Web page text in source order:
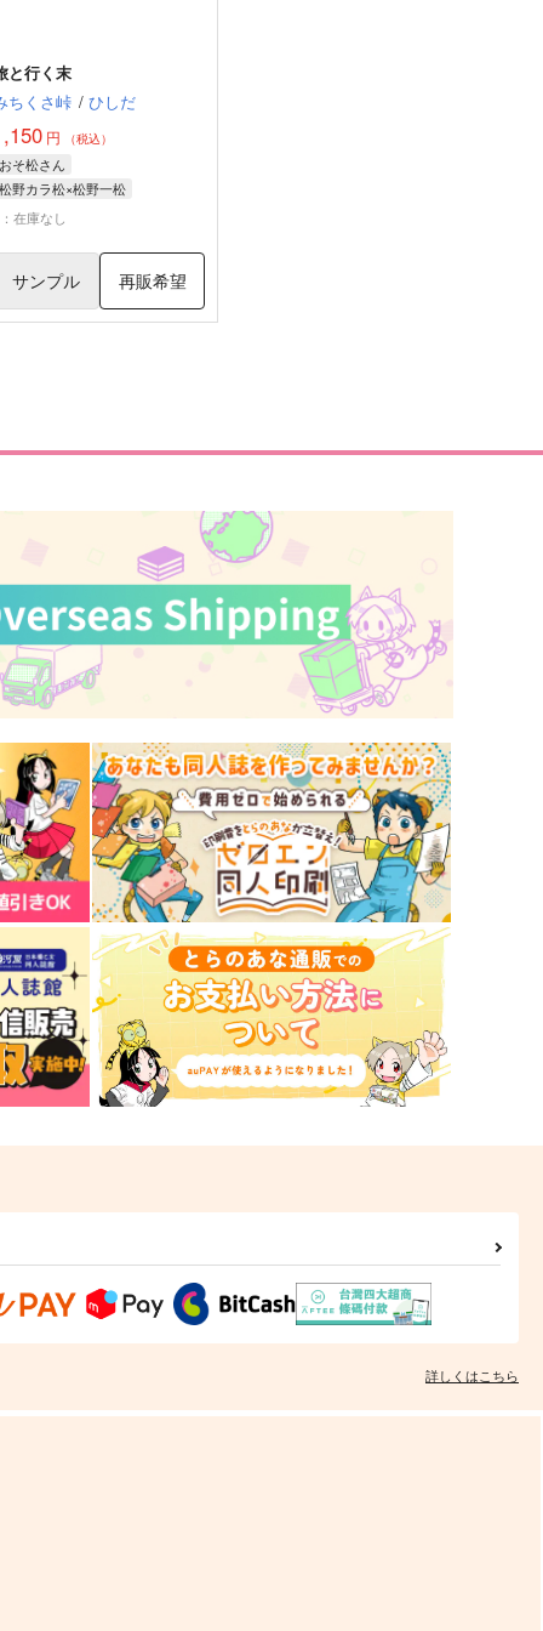
と行く末
ちくさ峠 / ひしだ
円 （税込）
おそ松さん
松野カラ松×松野一松
松野一松
在庫なし
サンプル 再販希望
詳しくはこちら